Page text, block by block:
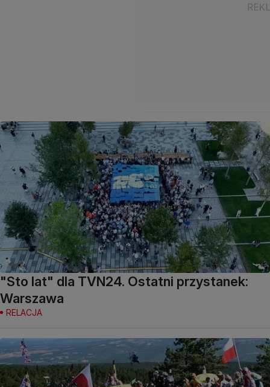
"Sto lat" dla TVN24. Ostatni przystanek:
Warszawa
RELACJA